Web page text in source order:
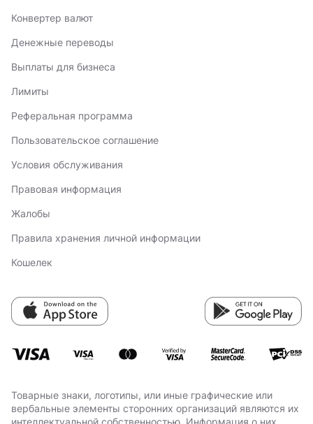
Конвертер валют
Денежные переводы
Выплаты для бизнеса
Лимиты
Реферальная программа
Пользовательское соглашение
Условия обслуживания
Правовая информация
Жалобы
Правила хранения личной информации
Кошелек
Товарные знаки, логотипы, или иные графические или
вербальные элементы сторонних организаций являются их
интеллектуальной собственностью. Информация о них